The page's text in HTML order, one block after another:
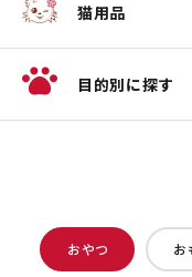
猫用品
目的別に探す
おやつ お